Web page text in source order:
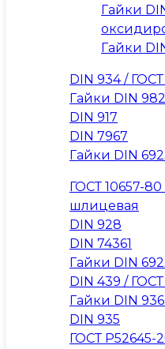
Гайки
Гайки
DIN 934 /
Гайки DIN 982
DIN 917
DIN 7967
Гайки DIN
ГОСТ 10657-80
шлицевая
DIN 928
DIN 74361
Гайки DIN
DIN 439 / ГОСТ
Гайки DIN
DIN 935
ГОСТ Р52645-